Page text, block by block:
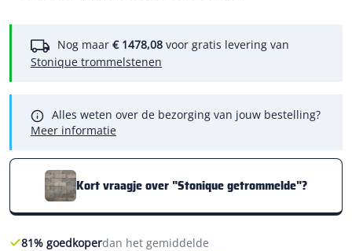
Nog maar € 1478,08 voor gratis levering van
Stonique trommelstenen
Alles weten over de bezorging van jouw bestelling?
Meer informatie
Kort vraagje over "Stonique getrommelde"?
81% goedkoperdan het gemiddelde